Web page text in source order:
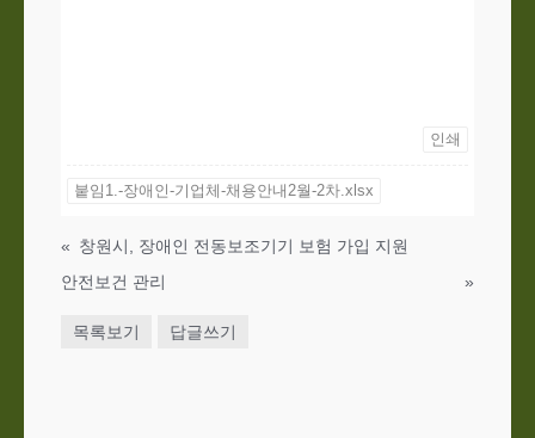
인쇄
붙임1.-장애인-기업체-채용안내2월-2차.xlsx
« 창원시, 장애인 전동보조기기 보험 가입 지원
안전보건 관리
»
목록보기 답글쓰기